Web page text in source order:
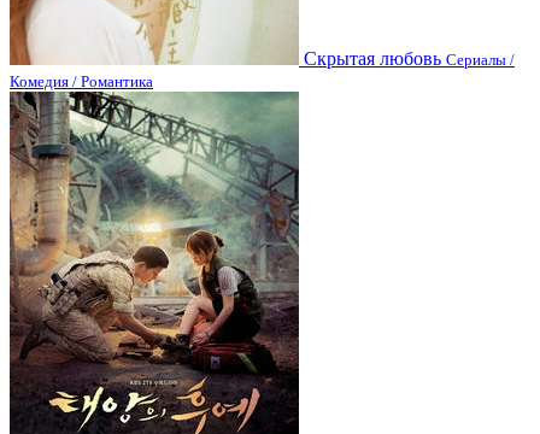
Скрытая любовь Сериалы /
Комедия / Романтика